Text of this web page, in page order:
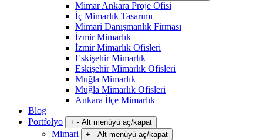
Mimar Ankara Proje Ofisi
İç Mimarlık Tasarımı
Mimari Danışmanlık Firması
İzmir Mimarlık
İzmir Mimarlık Ofisleri
Eskişehir Mimarlık
Eskişehir Mimarlık Ofisleri
Muğla Mimarlık
Muğla Mimarlık Ofisleri
Ankara İlçe Mimarlık
Blog
Portfolyo
+ - Alt menüyü aç/kapat
Mimari + - Alt menüyü aç/kapat